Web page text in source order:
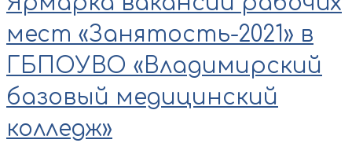
мест «Занятость-2021» в
ГБПОУВО «Владимирский
базовый медицинский
колледж»